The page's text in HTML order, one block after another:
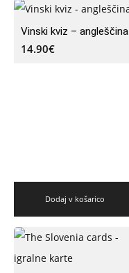
Vinski kviz – angleščina
14.90€
Dodaj v košarico